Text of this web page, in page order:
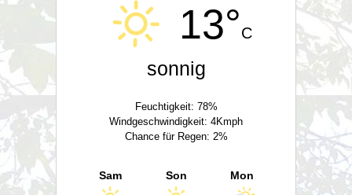
13°C
sonnig
Feuchtigkeit: 78%
Windgeschwindigkeit: 4Kmph
Chance für Regen: 2%
Sam Son Mon